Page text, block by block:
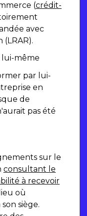
(crédit-
avec
lui-même
par lui-
en
de
pas été
sur le
consultant le
à recevoir
où
siège.